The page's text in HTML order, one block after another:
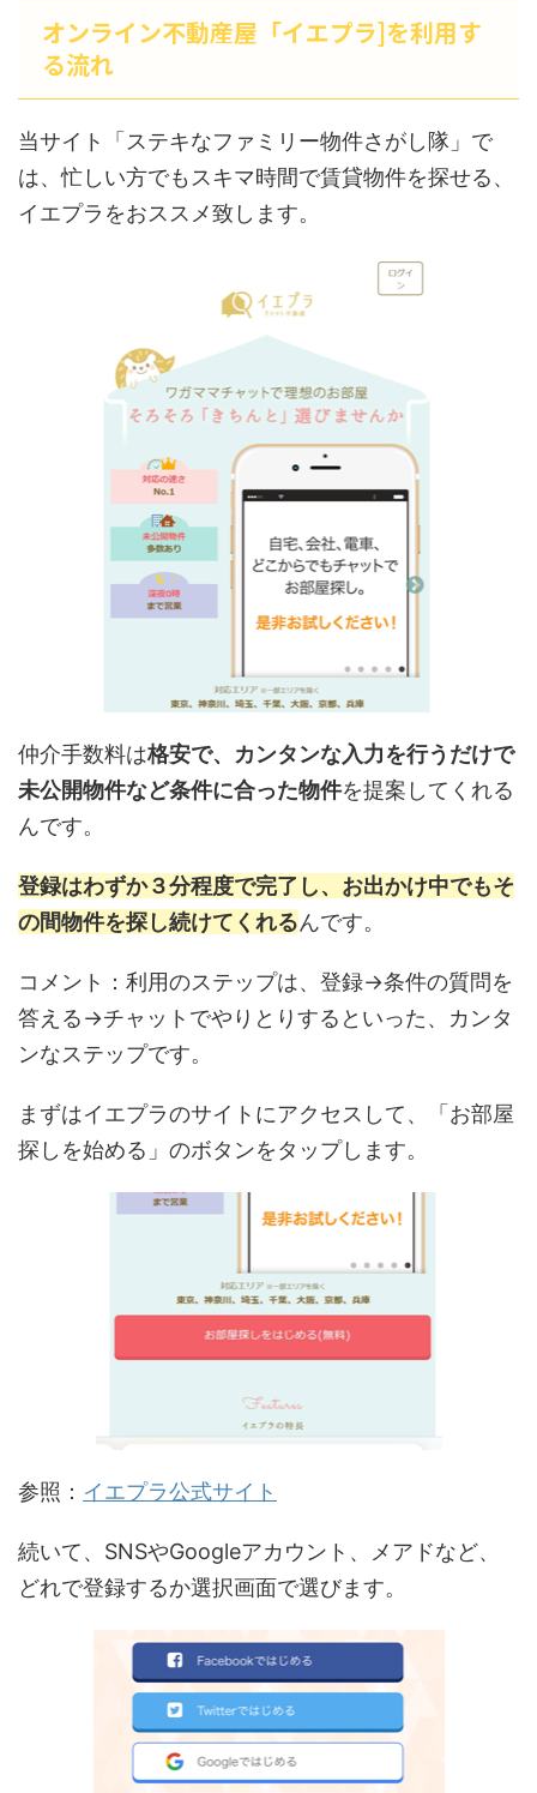
オンライン不動産屋「イエプラ]を利用す
る流れ
当サイト「ステキなファミリー物件さがし隊」で
は、忙しい方でもスキマ時間で賃貸物件を探せる、
イエプラをおススメ致します。
仲介手数料は格安で、カンタンな入力を行うだけで
未公開物件など条件に合った物件を提案してくれる
んです。
登録はわずか３分程度で完了し、お出かけ中でもそ
の間物件を探し続けてくれるんです。
コメント：利用のステップは、登録→条件の質問を
答える→チャットでやりとりするといった、カンタ
ンなステップです。
まずはイエプラのサイトにアクセスして、「お部屋
探しを始める」のボタンをタップします。
参照： イエプラ公式サイト
続いて、SNSやGoogleアカウント、メアドなど、
どれで登録するか選択画面で選びます。